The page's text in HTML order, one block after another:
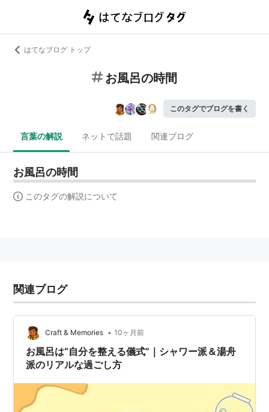
はてなブログ トップ
お風呂の時間
このタグでブログを書く
言葉の解説 ネットで話題 関連ブログ
お風呂の時間
このタグの解説について
関連ブログ
Craft & Memories • 10ヶ月前
お風呂は“自分を整える儀式”｜シャワー派＆湯舟
派のリアルな過ごし方